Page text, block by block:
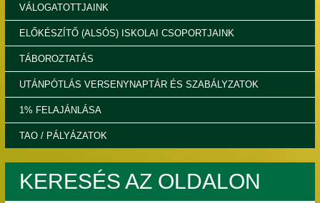
VÁLOGATOTTJAINK
ELŐKÉSZÍTŐ (ALSÓS) ISKOLAI CSOPORTJAINK
TÁBOROZTATÁS
UTÁNPÓTLÁS VERSENYNAPTÁR ÉS SZABÁLYZATOK
1% FELAJÁNLÁSA
TAO / PÁLYÁZATOK
KERESÉS AZ OLDALON